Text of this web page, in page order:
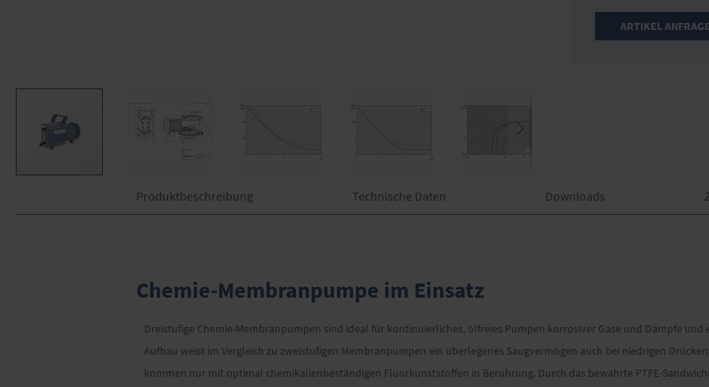
der
ARTIKEL
Produktbeschreibung Technische Daten Downloads
Chemie-Membranpumpe im Einsatz
Dreistufige Chemie-Membranpumpen sind ideal für kontinuierliches, ölfreies Pumpen korrosiver Gase und Dämpfe
Aufbau weist im Vergleich zu zweistufigen Membranpumpen ein überlegenes Saugvermögen auch bei niedrigen
kommen nur mit optimal chemikalienbeständigen Fluorkunststoffen in Berührung. Durch das bewährte PTFE-